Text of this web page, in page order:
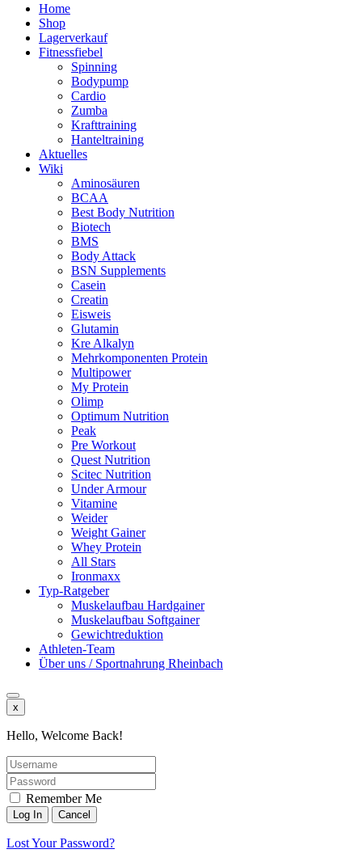
Home
Shop
Lagerverkauf
Fitnessfiebel
Spinning
Bodypump
Cardio
Zumba
Krafttraining
Hanteltraining
Aktuelles
Wiki
Aminosäuren
BCAA
Best Body Nutrition
Biotech
BMS
Body Attack
BSN Supplements
Casein
Creatin
Eisweis
Glutamin
Kre Alkalyn
Mehrkomponenten Protein
Multipower
My Protein
Olimp
Optimum Nutrition
Peak
Pre Workout
Quest Nutrition
Scitec Nutrition
Under Armour
Vitamine
Weider
Weight Gainer
Whey Protein
All Stars
Ironmaxx
Typ-Ratgeber
Muskelaufbau Hardgainer
Muskelaufbau Softgainer
Gewichtreduktion
Athleten-Team
Über uns / Sportnahrung Rheinbach
x
Hello, Welcome Back!
Remember Me
Lost Your Password?